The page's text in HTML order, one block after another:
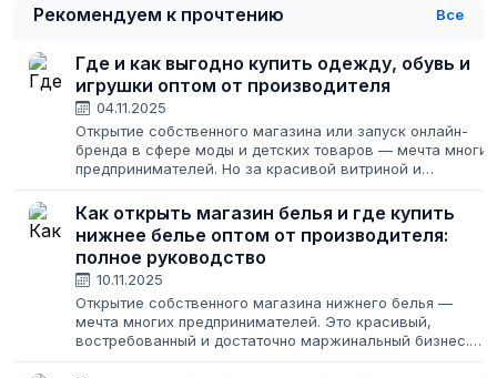
Рекомендуем к прочтению Все
Где и как выгодно купить одежду, обувь и
игрушки оптом от производителя
04.11.2025
Открытие собственного магазина или запуск онлайн-
бренда в сфере моды и детских товаров — мечта многих
предпринимателей. Но за красивой витриной и
работа по поиску надежных поставщиков....
Как открыть магазин белья и где купить
нижнее белье оптом от производителя:
полное руководство
10.11.2025
Открытие собственного магазина нижнего белья —
мечта многих предпринимателей. Это красивый,
востребованный и достаточно маржинальный бизнес.